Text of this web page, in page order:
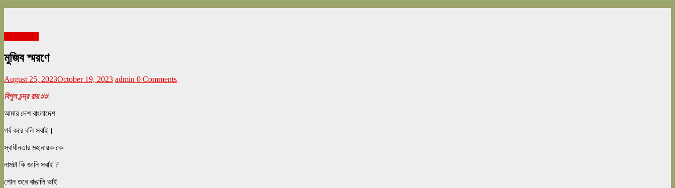
মুজিব স্মরণে
August 25, 2023October 19, 2023 admin 0 Comments
বিপুল চন্দ্র রায় ##
আমার দেশ বাংলাদেশ
গর্ব করে বলি সবাই।
স্বাধীনতার মহানায়ক কে
নামটা কি জানি সবাই ?
শোন তবে বাঙালি ভাই